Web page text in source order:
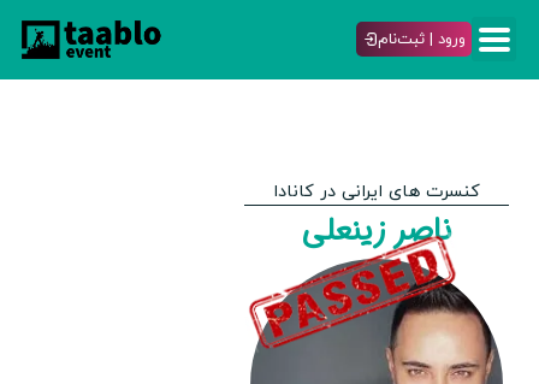
ورود | ثبت‌نام
کنسرت های ایرانی در کانادا
ناصر زینعلی